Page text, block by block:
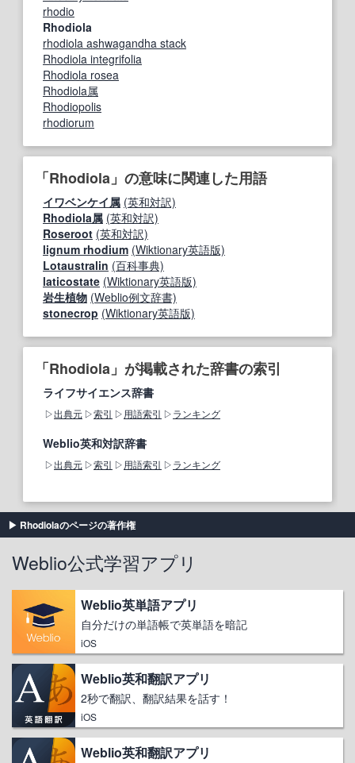
rhodio
Rhodiola
rhodiola ashwagandha stack
Rhodiola integrifolia
Rhodiola rosea
Rhodiola属
Rhodiopolis
rhodiorum
「Rhodiola」の意味に関連した用語
イワベンケイ属 (英和対訳)
Rhodiola属 (英和対訳)
Roseroot (英和対訳)
lignum rhodium (Wiktionary英語版)
Lotaustralin (百科事典)
laticostate (Wiktionary英語版)
岩生植物 (Weblio例文辞書)
stonecrop (Wiktionary英語版)
「Rhodiola」が掲載された辞書の索引
ライフサイエンス辞書
出典元 索引 用語索引 ランキング
Weblio英和対訳辞書
出典元 索引 用語索引 ランキング
Rhodiolaのページの著作権
Weblio公式学習アプリ
Weblio英単語アプリ
自分だけの単語帳で英単語を暗記
iOS
Weblio英和翻訳アプリ
2秒で翻訳、翻訳結果を話す！
iOS
Weblio英和翻訳アプリ